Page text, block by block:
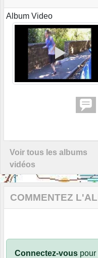
Album Video
Voir tous les albums
vidéos
COMMENTEZ
Connectez-vous pour